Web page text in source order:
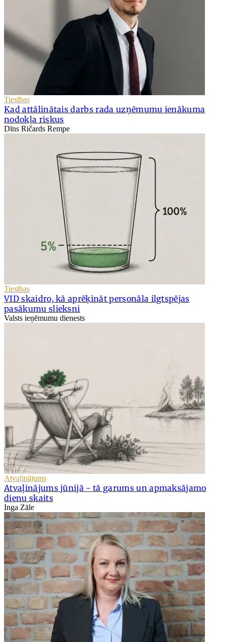
Tiesības
Kad attālinātais darbs rada uzņēmumu ienākuma
nodokļa riskus
Dīns Ričards Rempe
Tiesības
VID skaidro, kā aprēķināt personāla ilgtspējas
pasākumu slieksni
Valsts ieņēmumu dienests
Atvaļinājums
Atvaļinājums jūnijā - tā garums un apmaksājamo
dienu skaits
Inga Zāle